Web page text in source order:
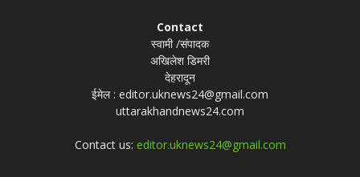
Contact
स्वामी /संपादक
अखिलेश डिमरी
देहरादून
ईमेल : editor.uknews24@gmail.com
uttarakhandnews24.com
Contact us: editor.uknews24@gmail.com